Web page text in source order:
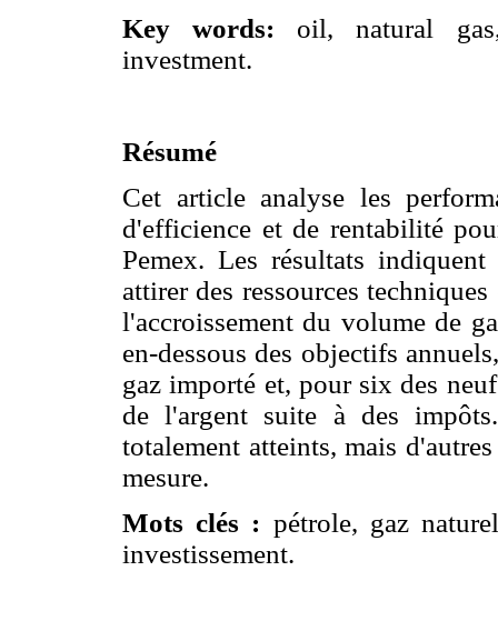
Key words: oil, natural
investment.
Résumé
Cet article analyse les
d'efficience et de rentabilité
Pemex. Les résultats
attirer des ressources
l'accroissement du volume de
en-dessous des objectifs
gaz importé et, pour six des
de l'argent suite à des
totalement atteints, mais
mesure.
Mots clés : pétrole, gaz
investissement.